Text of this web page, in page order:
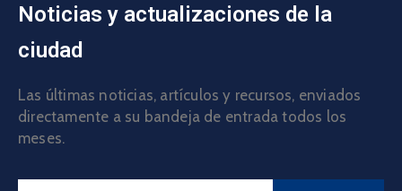
Noticias y actualizaciones de la
ciudad
Las últimas noticias, artículos y recursos, enviados
directamente a su bandeja de entrada todos los
meses.